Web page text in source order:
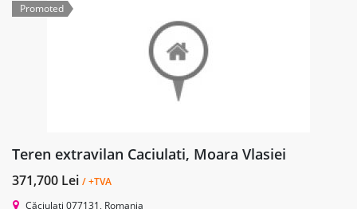
Promoted
Teren extravilan Caciulati, Moara Vlasiei
371,700 Lei / +TVA
Căciulați 077131, Romania